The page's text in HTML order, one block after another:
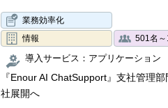
業務効率化
情報
501名
導入サービス： アプリケーション
『Enour AI ChatSupport』支社管理
社展開へ